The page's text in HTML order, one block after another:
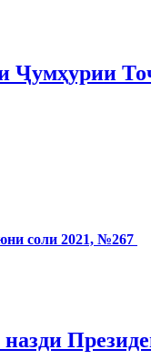
Ҷумҳурии
соли 2021, №267
назди